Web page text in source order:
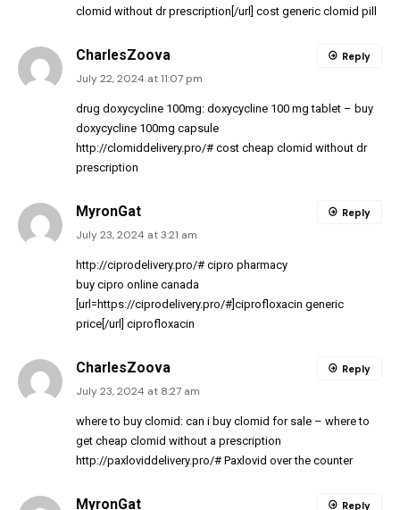
clomid without dr prescription[/url] cost generic clomid pill
CharlesZoova
July 22, 2024 at 11:07 pm
drug doxycycline 100mg: doxycycline 100 mg tablet – buy
doxycycline 100mg capsule
http://clomiddelivery.pro/# cost cheap clomid without dr
prescription
Reply
MyronGat
July 23, 2024 at 3:21 am
http://ciprodelivery.pro/# cipro pharmacy
buy cipro online canada
[url=https://ciprodelivery.pro/#]ciprofloxacin generic
price[/url] ciprofloxacin
Reply
CharlesZoova
July 23, 2024 at 8:27 am
where to buy clomid: can i buy clomid for sale – where to
get cheap clomid without a prescription
http://paxloviddelivery.pro/# Paxlovid over the counter
Reply
MyronGat Reply